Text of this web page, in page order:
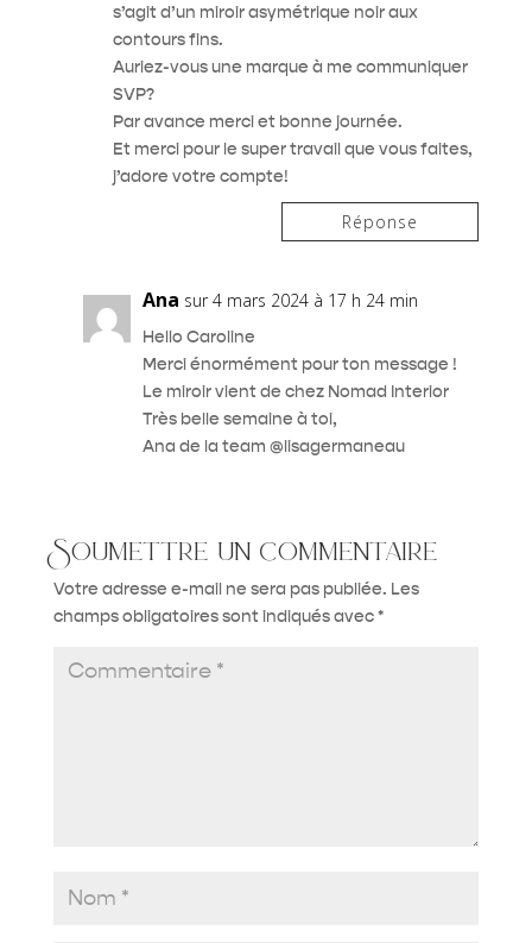
s’agit d’un miroir asymétrique noir aux
contours fins.
Auriez-vous une marque à me communiquer
SVP?
Par avance merci et bonne journée.
Et merci pour le super travail que vous faites,
j’adore votre compte!
Réponse
Ana sur 4 mars 2024 à 17 h 24 min
Hello Caroline
Merci énormément pour ton message !
Le miroir vient de chez Nomad Interior
Très belle semaine à toi,
Ana de la team @lisagermaneau
Soumettre un commentaire
Votre adresse e-mail ne sera pas publiée. Les
champs obligatoires sont indiqués avec*